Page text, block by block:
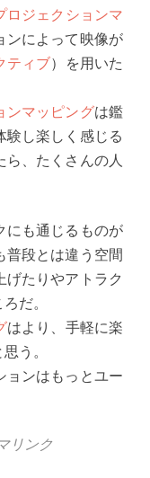
ロジェクションマ
ンによって映像が
ティブ）を用いた
ンマッピングは鑑
験し楽しく感じる
ら、たくさんの人
にも通じるものが
普段とは違う空間
げたりやアトラク
だ。
はより、手軽に楽
う。
ョンはもっとユー
リンク